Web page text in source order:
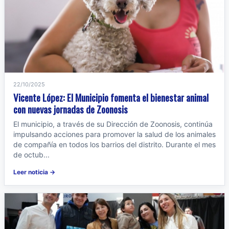
22/10/2025
Vicente López: El Municipio fomenta el bienestar animal
con nuevas jornadas de Zoonosis
El municipio, a través de su Dirección de Zoonosis, continúa
impulsando acciones para promover la salud de los animales
de compañía en todos los barrios del distrito. Durante el mes
de octub...
Leer noticia →